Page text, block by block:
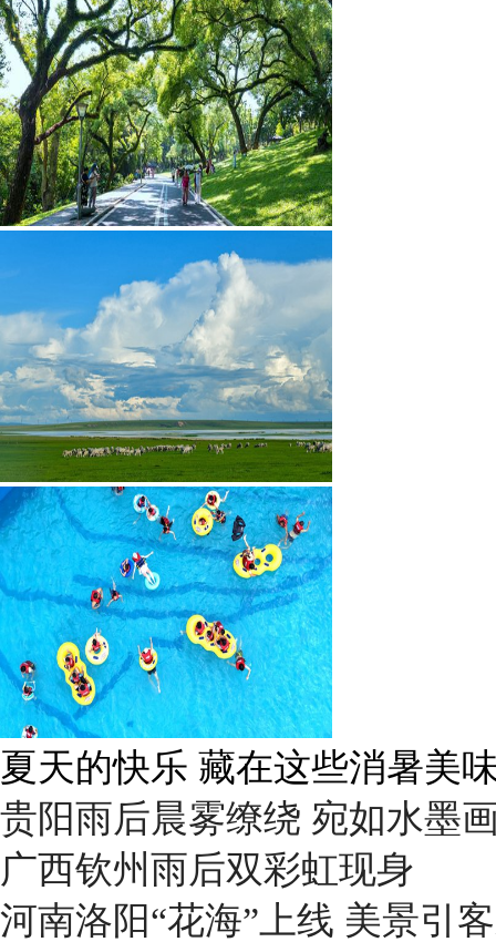
广西南宁：盛夏里的“绿野仙
贵阳雨后晨雾缭绕 宛如水墨
广西钦州雨后双彩虹现身
河南洛阳“花海”上线 美景引